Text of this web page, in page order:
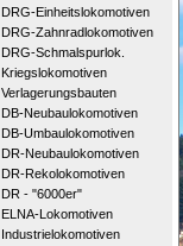
DRG-Einheitslokomotiven
DRG-Zahnradlokomotiven
DRG-Schmalspurlok.
Kriegslokomotiven
Verlagerungsbauten
DB-Neubaulokomotiven
DB-Umbaulokomotiven
DR-Neubaulokomotiven
DR-Rekolokomotiven
DR - "6000er"
ELNA-Lokomotiven
Industrielokomotiven